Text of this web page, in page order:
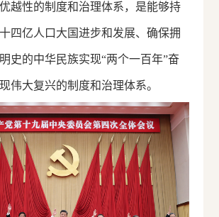
越性的制度和治理体系，是能够持
四亿人口大国进步和发展、确保拥
史的中华民族实现“两个一百年”奋
伟大复兴的制度和治理体系。